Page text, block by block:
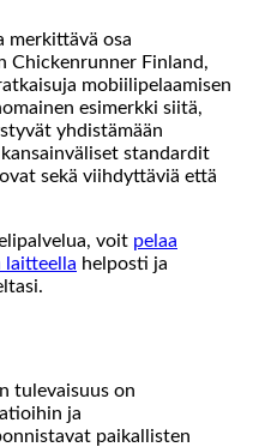
merkittävä osa
Chickenrunner Finland,
mobiilipelaamisen
esimerkki siitä,
yhdistämään
standardit
sekä viihdyttäviä että
voit pelaa
laitteella helposti ja
tulevaisuus on
ja
paikallisten